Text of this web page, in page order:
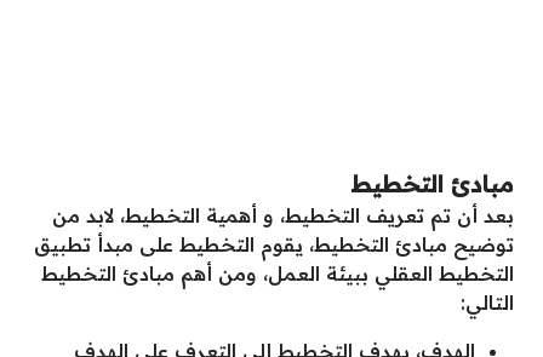
مبادئ التخطيط
بعد أن تم تعريف التخطيط، و أهمية التخطيط، لابد من
توضيح مبادئ التخطيط، يقوم التخطيط على مبدأ تطبيق
التخطيط العقلي ببيئة العمل، ومن أهم مبادئ التخطيط
التالي:
الهدف، يهدف التخطيط إلى التعرف على الهدف